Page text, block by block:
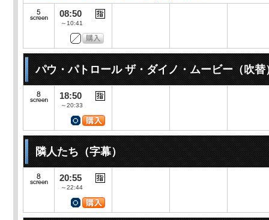
08:50
～10:41
パウ・パトロール ザ・ダイノ・ムービー（吹替
18:50
～20:33
隣人たち（字幕）
20:55
～22:44